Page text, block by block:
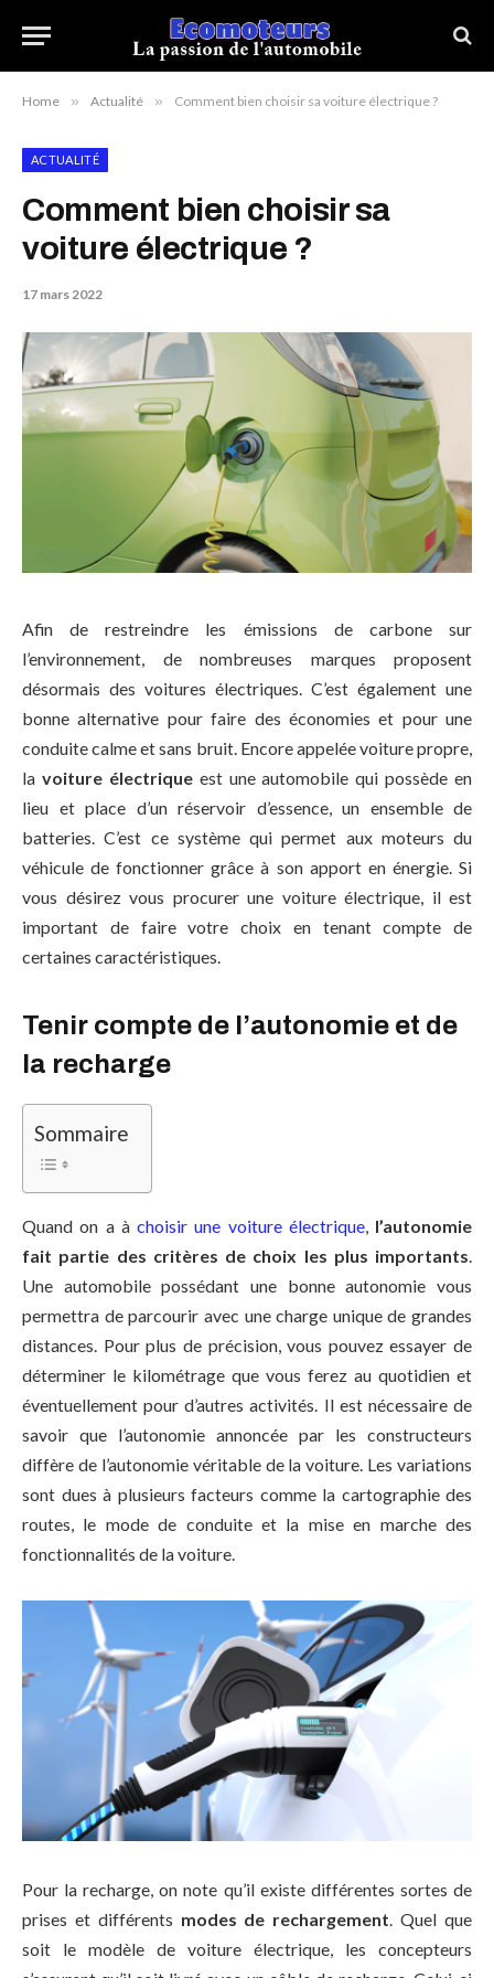
Home » Actualité » Comment bien choisir sa voiture électrique ?
ACTUALITÉ
Comment bien choisir sa
voiture électrique ?
17 mars 2022
Afin de restreindre les émissions de carbone sur
l’environnement, de nombreuses marques proposent
désormais des voitures électriques. C’est également une
bonne alternative pour faire des économies et pour une
conduite calme et sans bruit. Encore appelée voiture propre,
la voiture électriqueest une automobile qui possède en
lieu et place d’un réservoir d’essence, un ensemble de
batteries. C’est ce système qui permet aux moteurs du
véhicule de fonctionner grâce à son apport en énergie. Si
vous désirez vous procurer une voiture électrique, il est
important de faire votre choix en tenant compte de
certaines caractéristiques.
Tenir compte de l’autonomie et de
la recharge
Sommaire
Quand on a à choisir une voiture électrique, l’autonomie
fait partie des critères de choix les plus importants
Une automobile possédant une bonne autonomie vous
permettra de parcourir avec une charge unique de grandes
distances. Pour plus de précision, vous pouvez essayer de
déterminer le kilométrage que vous ferez au quotidien et
éventuellement pour d’autres activités. Il est nécessaire de
savoir que l’autonomie annoncée par les constructeurs
diffère de l’autonomie véritable de la voiture. Les variations
sont dues à plusieurs facteurs comme la cartographie des
routes, le mode de conduite et la mise en marche des
fonctionnalités de la voiture.
Pour la recharge, on note qu’il existe différentes sortes de
prises et différents modes de rechargement . Quel que
soit le modèle de voiture électrique, les concepteurs